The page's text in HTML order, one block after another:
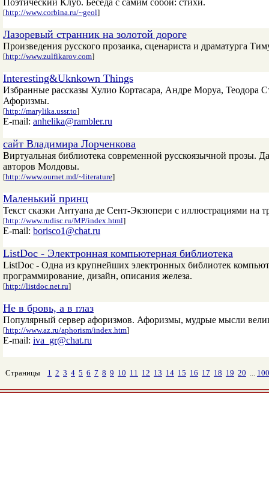
Поэтический Клуб. Беседа с самим собой: стихи.
[http://www.corbina.ru/~geol]
Лазоревый странник на золотой дороге
Произведения русского прозаика, сценариста и драматурга
[http://www.zulfikarov.com]
Interesting&Uknkown Things
Избранные рассказы Хулио Кортасара, Андре Моруа,
Афоризмы.
[http://marylika.ussr.to]
E-mail: anhelika@rambler.ru
сайт Владимира Лорченкова
Виртуальная библиотека современной русскоязычной прозы.
авторов Молдовы.
[http://www.ournet.md/~literature]
Маленький принц
Текст сказки Антуана де Сент-Экзюпери с иллюстрациями на
[http://www.rudisc.ru/MP/index.html]
E-mail: borisco1@chat.ru
ListDoc - Электронная компьютерная библиотека
ListDoc - Одна из крупнейших электронных библиотек
программирование, дизайн, описания железа.
[http://listdoc.net.ru]
Не в бровь, а в глаз
Популярный сервер афоризмов. Афоризмы, мудрые мысли
[http://www.az.ru/aphorism/index.htm]
E-mail: iva_gr@chat.ru
Страницы 1 2 3 4 5 6 7 8 9 10 11 12 13 14 15 16 17 18 19 20 ... 100